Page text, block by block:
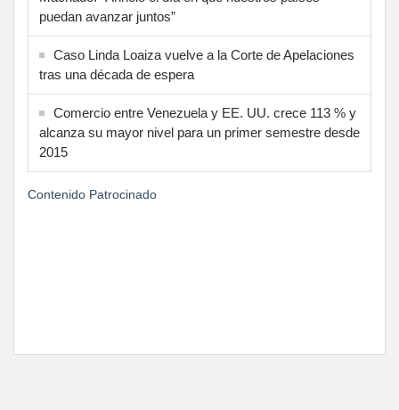
puedan avanzar juntos”
Caso Linda Loaiza vuelve a la Corte de Apelaciones
tras una década de espera
Comercio entre Venezuela y EE. UU. crece 113 % y
alcanza su mayor nivel para un primer semestre desde
2015
Contenido Patrocinado